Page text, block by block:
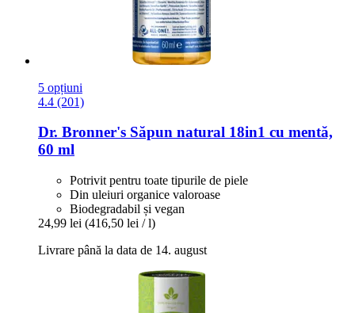
5 opțiuni
4.4 (201)
Dr. Bronner's Săpun natural 18in1 cu mentă,
60 ml
Potrivit pentru toate tipurile de piele
Din uleiuri organice valoroase
Biodegradabil și vegan
24,99 lei (416,50 lei / l)
Livrare până la data de 14. august